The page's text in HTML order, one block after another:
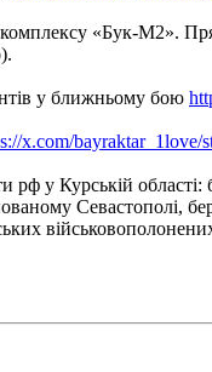
«Бук-М2».
у ближньому бою
x.com/bayraktar_1love/
у Курській
Севастополі,